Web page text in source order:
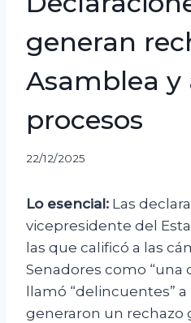
generan
Asamblea y
procesos
22/12/2025
Lo esencial: Las
vicepresidente del
las que calificó a las
Senadores como “una
llamó “delincuentes”
generaron un rechazo